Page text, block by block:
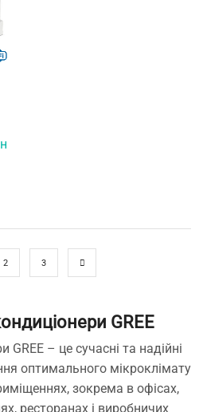
Current
2 3
GREE
GREE – це сучасні та надійні
оптимального мікроклімату
зокрема в офісах,
ресторанах і виробничих